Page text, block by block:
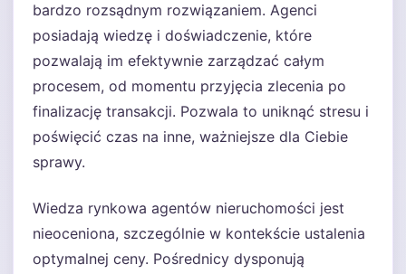
bardzo rozsądnym rozwiązaniem. Agenci
posiadają wiedzę i doświadczenie, które
pozwalają im efektywnie zarządzać całym
procesem, od momentu przyjęcia zlecenia po
finalizację transakcji. Pozwala to uniknąć stresu i
poświęcić czas na inne, ważniejsze dla Ciebie
sprawy.
Wiedza rynkowa agentów nieruchomości jest
nieoceniona, szczególnie w kontekście ustalenia
optymalnej ceny. Pośrednicy dysponują